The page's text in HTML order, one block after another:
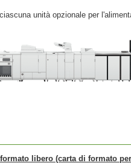
unità opzionale per
libero (carta di formato